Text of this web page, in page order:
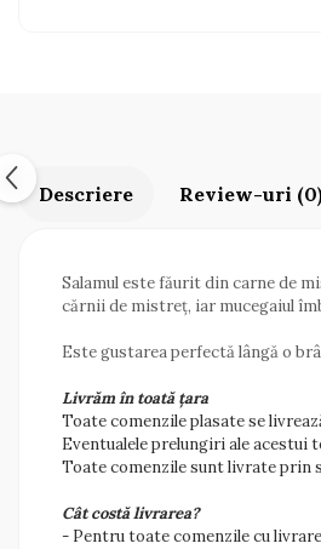
Descriere Review-uri
Salamul este făurit din carne de
cărnii de mistreț, iar mucegaiul
Este gustarea perfectă lângă o
Livrăm în toată țara
Toate comenzile plasate se
Eventualele prelungiri ale
Toate comenzile sunt livrate prin
Cât costă livrarea?
- Pentru toate comenzile cu